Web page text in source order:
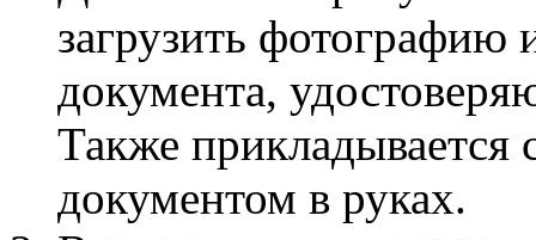
загрузить фотографию
документа,
Также прикладывается
документом в руках.